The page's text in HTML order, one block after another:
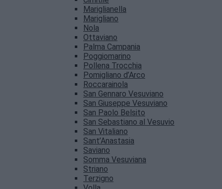
Mariglianella
Marigliano
Nola
Ottaviano
Palma Campania
Poggiomarino
Pollena Trocchia
Pomigliano d’Arco
Roccarainola
San Gennaro Vesuviano
San Giuseppe Vesuviano
San Paolo Belsito
San Sebastiano al Vesuvio
San Vitaliano
Sant’Anastasia
Saviano
Somma Vesuviana
Striano
Terzigno